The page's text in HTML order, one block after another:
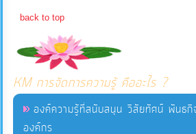
บริการ
แผนการ
จ่าย
งบ
ประมาณ
back to top
KM การจัดการความรู้ คืออะไร ?
องค์ความรู้ที่สนับสนุน วิสัยทัศน์ พันธ
องค์กร